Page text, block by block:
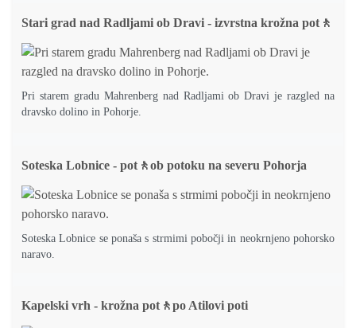
Stari grad nad Radljami ob Dravi - izvrstna krožna pot🚶
Pri starem gradu Mahrenberg nad Radljami ob Dravi je razgled na
dravsko dolino in Pohorje.
Soteska Lobnice - pot🚶ob potoku na severu Pohorja
Soteska Lobnice se ponaša s strmimi pobočji in neokrnjeno pohorsko
naravo.
Kapelski vrh - krožna pot🚶po Atilovi poti